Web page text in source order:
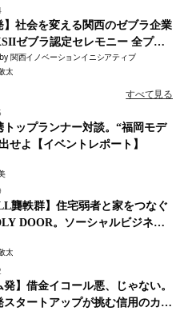
】社会を変える関西のゼブラ企業
ゼブラ認定セレモニー 全プレ
ポート
関西イノベーションイニシアティブ
太
すべて見る
トップランナー対談。“福岡モデ
せよ【イベントレポート】
龔軼群】住宅弱者と家をつなぐ
DOOR。ソーシャルビジネス
太
発】借金イコール悪、じゃない。
スタートアップが挑む信用のカタ